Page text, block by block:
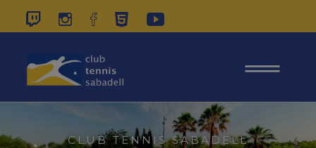
CLUB TENNIS SABADELL